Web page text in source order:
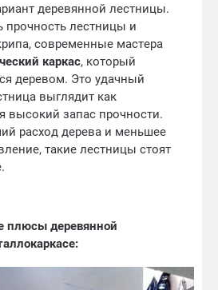
деревянной лестницы.
прочность лестницы и
современные мастера
каркас, который
деревом. Это удачный
выглядит как
высокий запас прочности.
расход дерева и меньшее
такие лестницы стоят
плюсы деревянной